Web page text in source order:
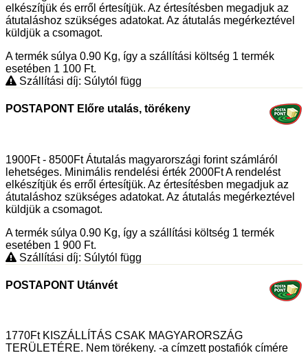
elkészítjük és erről értesítjük. Az értesítésben megadjuk az
átutaláshoz szükséges adatokat. Az átutalás megérkeztével
küldjük a csomagot.
A termék súlya 0.90 Kg, így a szállítási költség 1 termék
esetében 1 100 Ft.
Szállítási díj: Súlytól függ
POSTAPONT Előre utalás, törékeny
1900Ft - 8500Ft Átutalás magyarországi forint számláról
lehetséges. Minimális rendelési érték 2000Ft A rendelést
elkészítjük és erről értesítjük. Az értesítésben megadjuk az
átutaláshoz szükséges adatokat. Az átutalás megérkeztével
küldjük a csomagot.
A termék súlya 0.90 Kg, így a szállítási költség 1 termék
esetében 1 900 Ft.
Szállítási díj: Súlytól függ
POSTAPONT Utánvét
1770Ft KISZÁLLÍTÁS CSAK MAGYARORSZÁG
TERÜLETÉRE. Nem törékeny. -a címzett postafiók címére